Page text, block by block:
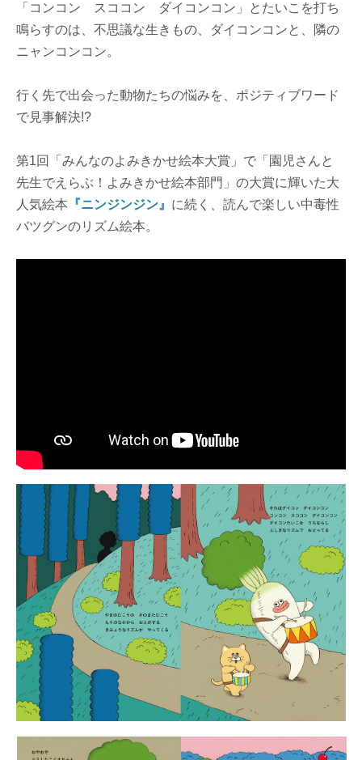
「コンコン スココン ダイコンコン」とたいこを打ち
鳴らすのは、不思議な生きもの、ダイコンコンと、隣の
ニャンコンコン。
行く先で出会った動物たちの悩みを、ポジティブワード
で見事解決!?
第1回「みんなのよみきかせ絵本大賞」で「園児さんと
先生でえらぶ！よみきかせ絵本部門」の大賞に輝いた大
人気絵本 『ニンジンジン』 に続く、読んで楽しい中毒性
バツグンのリズム絵本。